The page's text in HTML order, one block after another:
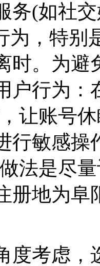
务(如社
为，特别
时。为避
户行为：
让账号
行敏感
法是尽
册地为阜
度考虑，